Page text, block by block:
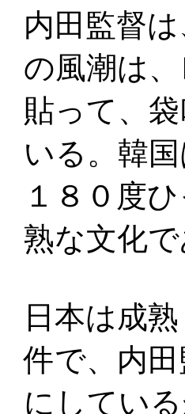
内田監督
の風潮は
貼って、
いる。韓
１８０度
熟な文化で
日本は成
件で、内
にしてい